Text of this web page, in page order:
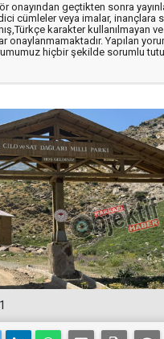
onayından geçtikten sonra
cümleler veya imalar, inançlara
karakter kullanılmayan
onaylanmamaktadır. Yapılan
hiçbir şekilde sorumlu